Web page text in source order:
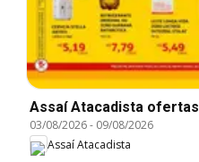
Assaí Atacadista ofertas
03/08/2026- 09/08/2026
Assaí Atacadista